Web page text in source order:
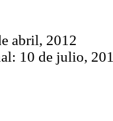
abril, 2012
10 de julio,